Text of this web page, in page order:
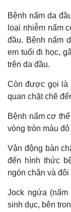
Bệnh nấm da
loại nhiễm nấm
đầu. Bệnh nấm
em tuổi đi học,
trên da đầu.
Còn được gọi là
quan chặt chẽ
Bệnh nấm cơ
vòng tròn màu
Vận động bàn
đến hình thức
ngón chân và
Jock ngứa
sinh dục, bên